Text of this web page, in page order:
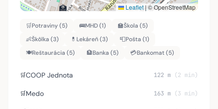
🏫
Leaflet|© OpenStreetMap
🛒Potraviny (5) 🚌MHD (1) 🏫Škola (5)
👶Škôlka (3) 💊 Lekáreň (3) 📮Pošta (1)
🍽️Reštaurácia (5) 🏦Banka (5) 💳Bankomat (5)
🛒COOP Jednota 122 m (2 min)
🛒Medo 163 m (3 min)